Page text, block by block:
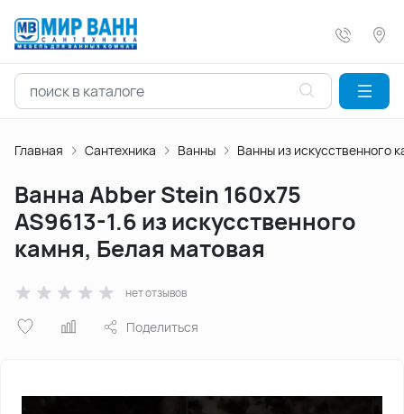
Главная Сантехника Ванны Ванны из искусственного
Ванна Abber Stein 160х75
AS9613-1.6 из искусственного
камня, Белая матовая
нет отзывов
Поделиться